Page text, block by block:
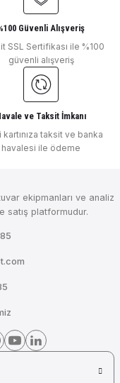
Güvenli Alışveriş
SSL Sertifikası ile %100
güvenli alışveriş
ve Taksit İmkanı
kartınıza taksit ve banka
havalesi ile ödeme
ekipmanları ve analiz
satış platformudur.